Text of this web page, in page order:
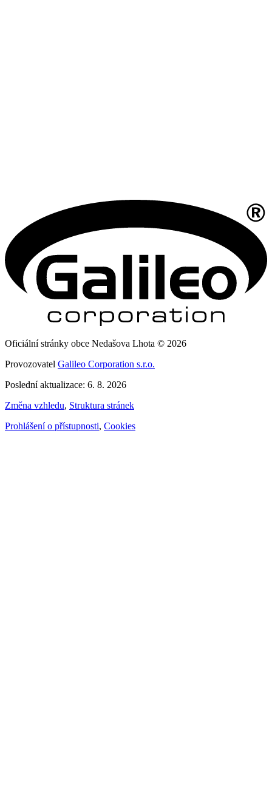
Oficiální stránky obce Nedašova Lhota © 2026
Provozovatel Galileo Corporation s.r.o.
Poslední aktualizace: 6. 8. 2026
Změna vzhledu, Struktura stránek
Prohlášení o přístupnosti, Cookies